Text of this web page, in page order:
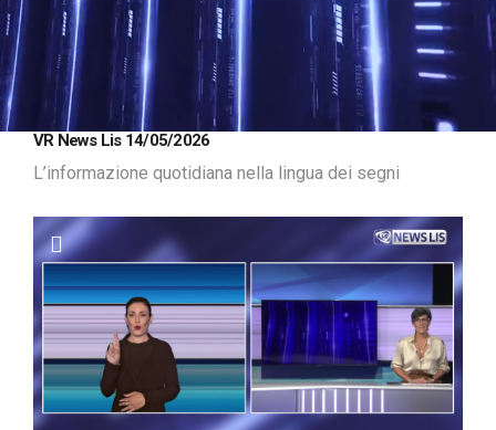
Unmute Loaded
10.92%
VR News Lis 14/05/2026
L’informazione quotidiana nella lingua dei segni